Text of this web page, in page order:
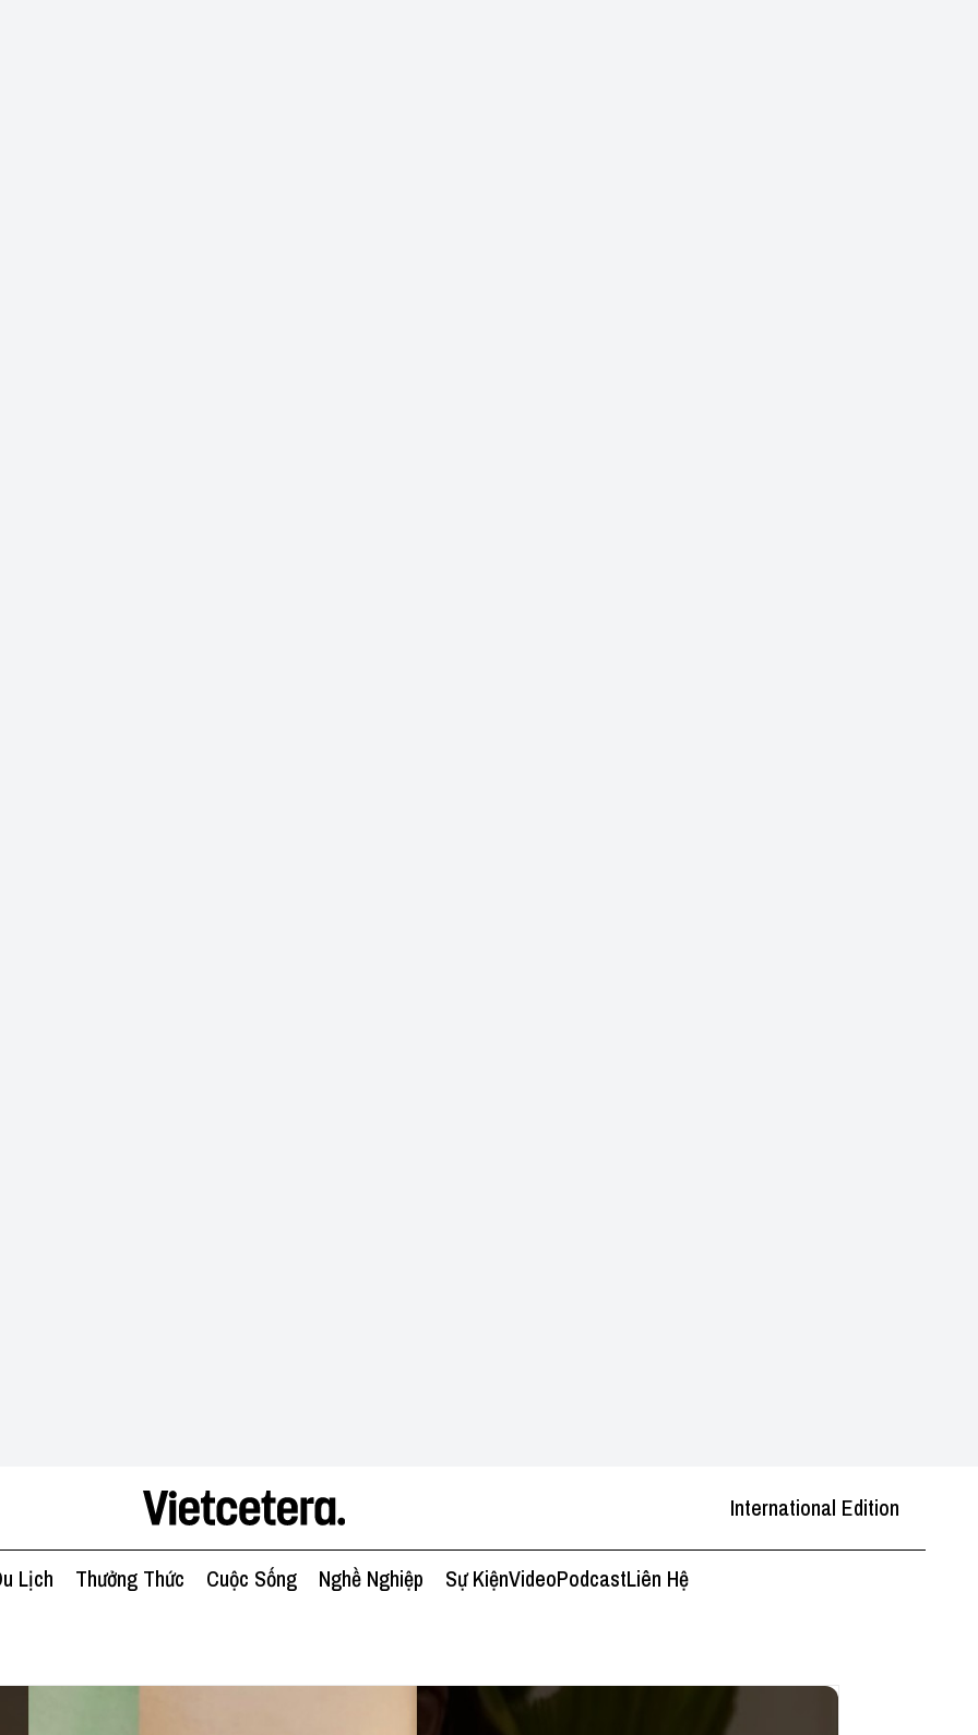
International Edition
Lịch Thưởng Thức Cuộc Sống Nghề Nghiệp Sự KiệnVideoPodcastLiên Hệ